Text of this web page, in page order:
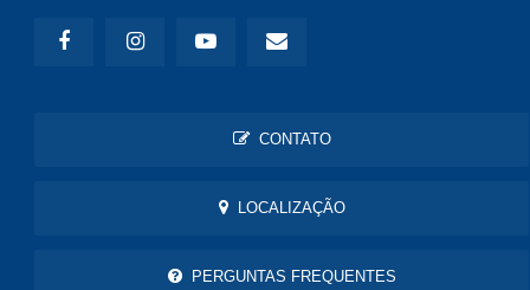
CONTATO
LOCALIZAÇÃO
PERGUNTAS FREQUENTES